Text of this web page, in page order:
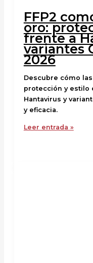
FFP2
oro:
frente a
variantes
2026
Descubre cómo
protección y estilo
Hantavirus y
y eficacia.
Leer entrada »